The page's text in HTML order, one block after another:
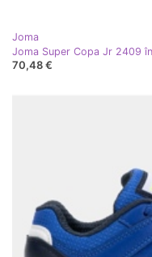
Joma
Joma Super Copa Jr 2409
70,48 €